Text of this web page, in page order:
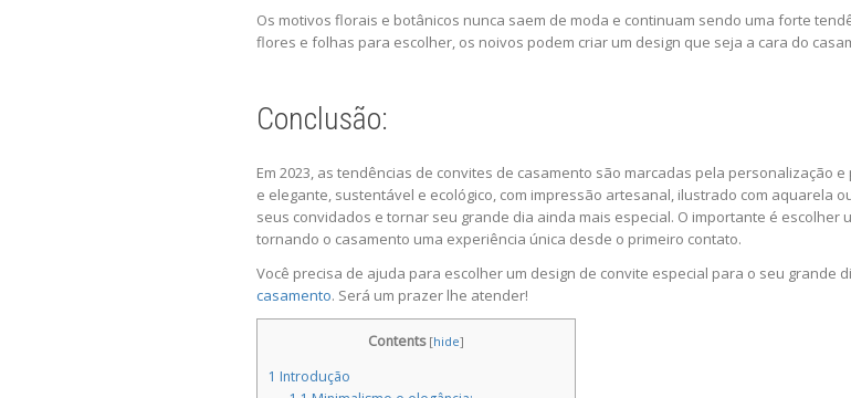
Os motivos florais e botânicos nunca saem de moda e continuam sendo uma forte
flores e folhas para escolher, os noivos podem criar um design que seja a cara do
Conclusão:
Em 2023, as tendências de convites de casamento são marcadas pela personalização
e elegante, sustentável e ecológico, com impressão artesanal, ilustrado com
seus convidados e tornar seu grande dia ainda mais especial. O importante é
tornando o casamento uma experiência única desde o primeiro contato.
Você precisa de ajuda para escolher um design de convite especial para o seu grande
casamento. Será um prazer lhe atender!
Contents [hide]
1 Introdução